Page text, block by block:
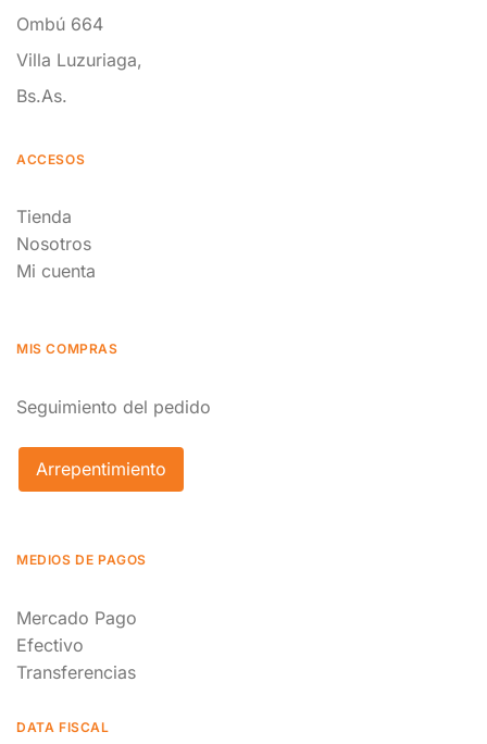
Ombú 664
Villa Luzuriaga,
Bs.As.
ACCESOS
Tienda
Nosotros
Mi cuenta
MIS COMPRAS
Seguimiento del pedido
Arrepentimiento
MEDIOS DE PAGOS
Mercado Pago
Efectivo
Transferencias
DATA FISCAL